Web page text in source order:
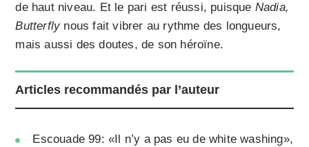
de haut niveau. Et le pari est réussi, puisque Nadia,
Butterflynous fait vibrer au rythme des longueurs,
mais aussi des doutes, de son héroïne.
Articles recommandés par l’auteur
Escouade 99: «Il n’y a pas eu de white washing»,